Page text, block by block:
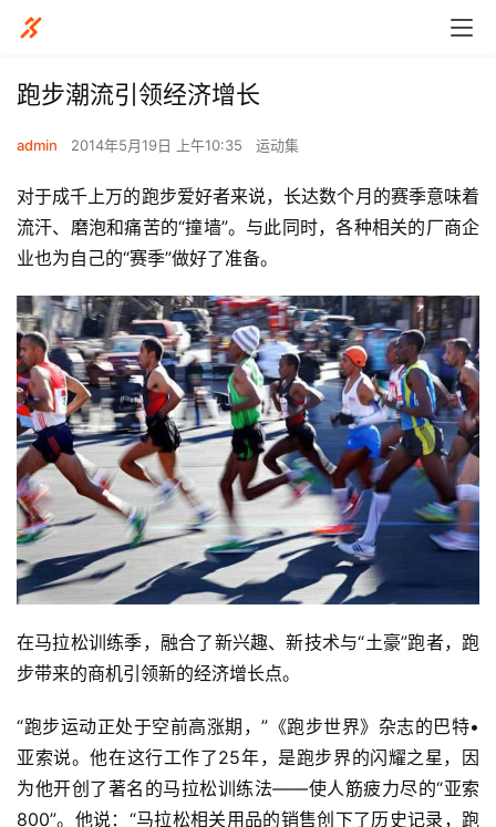
跑步潮流引领经济增长
admin 2014年5月19日 上午10:35 运动集
对于成千上万的跑步爱好者来说，长达数个月的赛季意味着
流汗、磨泡和痛苦的“撞墙”。与此同时，各种相关的厂商企
业也为自己的“赛季”做好了准备。
在马拉松训练季，融合了新兴趣、新技术与“土豪”跑者，跑
步带来的商机引领新的经济增长点。
“跑步运动正处于空前高涨期，”《跑步世界》杂志的巴特•
亚索说。他在这行工作了25年，是跑步界的闪耀之星，因
为他开创了著名的马拉松训练法——使人筋疲力尽的“亚索
800”。他说：“马拉松相关用品的销售创下了历史记录，跑